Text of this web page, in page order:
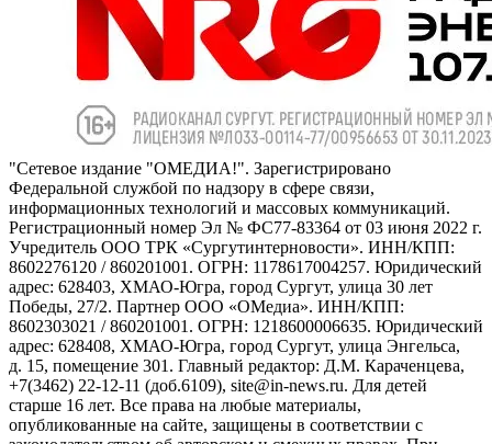
"Сетевое издание "ОМЕДИА!". Зарегистрировано
Федеральной службой по надзору в сфере связи,
информационных технологий и массовых коммуникаций.
Регистрационный номер Эл № ФС77-83364 от 03 июня 2022 г.
Учредитель ООО ТРК «Сургутинтерновости». ИНН/КПП:
8602276120 / 860201001. ОГРН: 1178617004257. Юридический
адрес: 628403, ХМАО-Югра, город Сургут, улица 30 лет
Победы, 27/2. Партнер ООО «ОМедиа». ИНН/КПП:
8602303021 / 860201001. ОГРН: 1218600006635. Юридический
адрес: 628408, ХМАО-Югра, город Сургут, улица Энгельса,
д. 15, помещение 301. Главный редактор: Д.М. Караченцева,
+7(3462) 22-12-11 (доб.6109), site@in-news.ru. Для детей
старше 16 лет. Все права на любые материалы,
опубликованные на сайте, защищены в соответствии с